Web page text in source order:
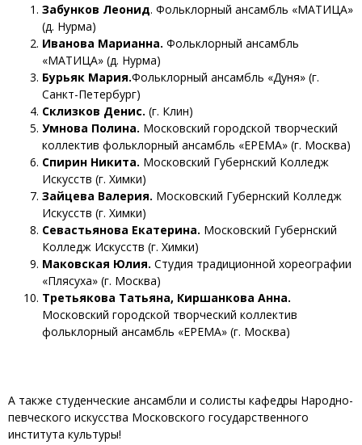
Забунков Леонид. Фольклорный ансамбль «МАТИЦА»
(д. Нурма)
Иванова Марианна. Фольклорный ансамбль
«МАТИЦА» (д. Нурма)
Бурьяк Мария.Фольклорный ансамбль «Дуня» (г.
Санкт-Петербург)
Склизков Денис. (г. Клин)
Умнова Полина. Московский городской творческий
коллектив фольклорный ансамбль «ЕРЕМА» (г. Москва)
Спирин Никита. Московский Губернский Колледж
Искусств (г. Химки)
Зайцева Валерия. Московский Губернский Колледж
Искусств (г. Химки)
Севастьянова Екатерина. Московский Губернский
Колледж Искусств (г. Химки)
Маковская Юлия. Студия традиционной хореографии
«Плясуха» (г. Москва)
Третьякова Татьяна, Киршанкова Анна.
Московский городской творческий коллектив
фольклорный ансамбль «ЕРЕМА» (г. Москва)
А также студенческие ансамбли и солисты кафедры Народно-
певческого искусства Московского государственного
института культуры!